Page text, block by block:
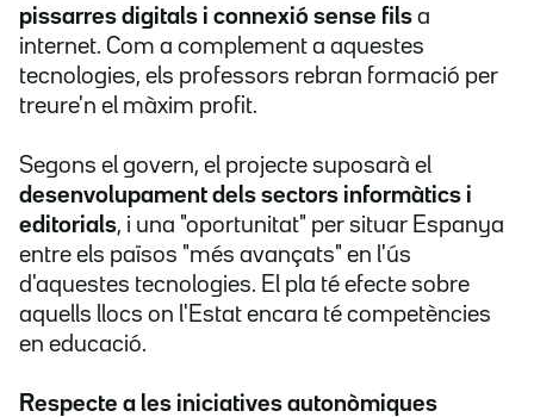
pissarres digitals i connexió sense fils a
internet. Com a complement a aquestes
tecnologies, els professors rebran formació per
treure'n el màxim profit.
Segons el govern, el projecte suposarà el
desenvolupament dels sectors informàtics i
editorials, i una "oportunitat" per situar Espanya
entre els països "més avançats" en l'ús
d'aquestes tecnologies. El pla té efecte sobre
aquells llocs on l'Estat encara té competències
en educació.
Respecte a les iniciatives autonòmiques